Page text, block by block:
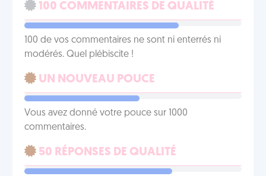
100 COMMENTAIRES DE QUALITÉ
100 de vos commentaires ne sont ni enterrés ni
modérés. Quel plébiscite !
UN NOUVEAU POUCE
Vous avez donné votre pouce sur 1000
commentaires.
50 RÉPONSES DE QUALITÉ